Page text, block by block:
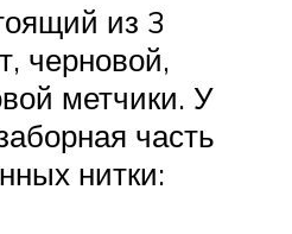
из 3
черновой,
метчики. У
часть
нитки: